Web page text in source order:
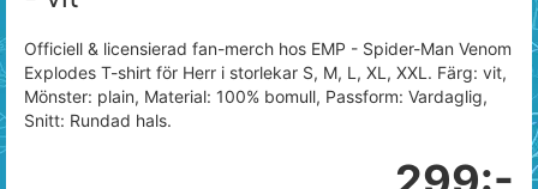
Officiell & licensierad fan-merch hos EMP - Spider-Man Venom
Explodes T-shirt för Herr i storlekar S, M, L, XL, XXL. Färg: vit,
Mönster: plain, Material: 100% bomull, Passform: Vardaglig,
Snitt: Rundad hals.